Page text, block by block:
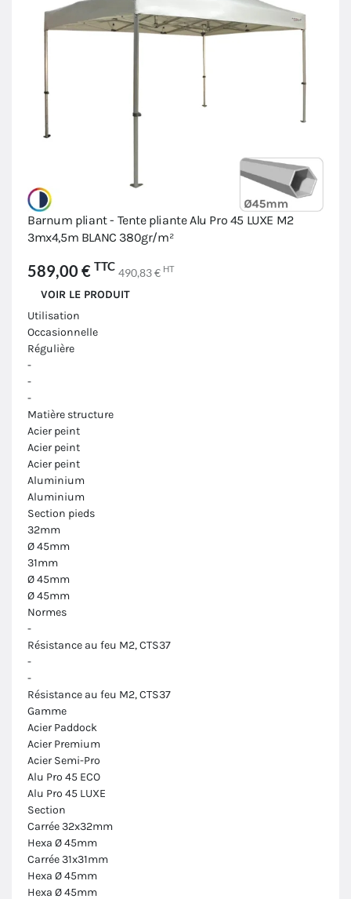
Barnum pliant - Tente pliante Alu Pro 45 LUXE M2
3mx4,5m BLANC 380gr/m²
589,00 € TTC 490,83 € HT
VOIR LE PRODUIT
Utilisation
Occasionnelle
Régulière
-
-
-
Matière structure
Acier peint
Acier peint
Acier peint
Aluminium
Aluminium
Section pieds
32mm
Ø 45mm
31mm
Ø 45mm
Ø 45mm
Normes
-
Résistance au feu M2, CTS37
-
-
Résistance au feu M2, CTS37
Gamme
Acier Paddock
Acier Premium
Acier Semi-Pro
Alu Pro 45 ECO
Alu Pro 45 LUXE
Section
Carrée 32x32mm
Hexa Ø 45mm
Carrée 31x31mm
Hexa Ø 45mm
Hexa Ø 45mm